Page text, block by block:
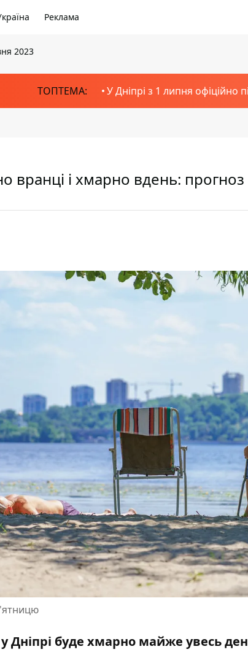
Реклама
2023
ТОПТЕМА: У Дніпрі з 1 липня офіційно
вранці і хмарно вдень:
Дніпрі буде хмарно майже увесь